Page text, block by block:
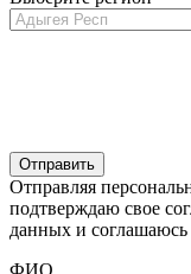
Отправляя
подтверждаю свое
данных и соглашаюсь
ФИО